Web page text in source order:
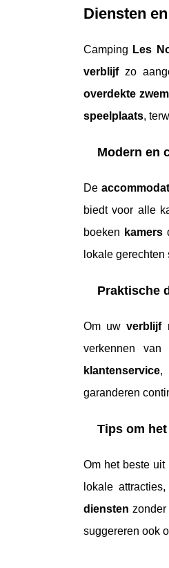
Diensten
Camping Les
verblijfzo
overdekte
speelplaats,
Modern en
De
biedt voor alle
boeken kamers
lokale gerechten
Praktische
Om uwverblijf
verkennen van
klantenservice,
garanderen
Tips om
Om het beste
lokale
diensten zonder
suggereren ook